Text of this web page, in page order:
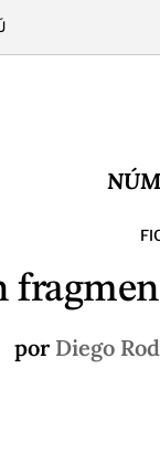
por Diego